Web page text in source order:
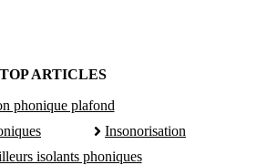
TOP ARTICLES
phonique plafond
Insonorisation
isolants phoniques